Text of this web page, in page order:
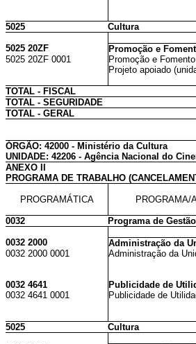
5025
Cultura
5025 20ZF
Promoção e
5025 20ZF 0001
Promoção e
Projeto apoiado
TOTAL - FISCAL
TOTAL - SEGURIDADE
TOTAL - GERAL
ÓRGÃO: 42000 - Ministério da Cultura
UNIDADE: 42206 - Agência Nacional do
ANEXO II
PROGRAMA DE TRABALHO
PROGRAMÁTICA PROGRAMA/
0032
Programa de
0032 2000
Administração da
0032 2000 0001
Administração da
0032 4641
Publicidade de
0032 4641 0001
Publicidade de
5025
Cultura